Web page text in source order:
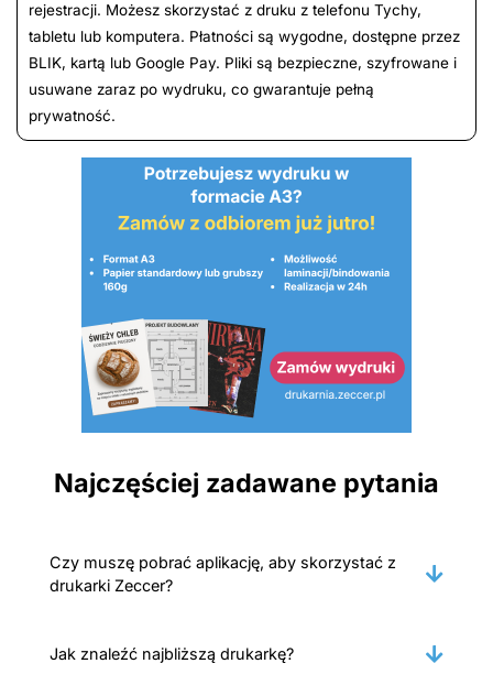
rejestracji. Możesz skorzystać z druku z telefonu Tychy,
tabletu lub komputera. Płatności są wygodne, dostępne przez
BLIK, kartą lub Google Pay. Pliki są bezpieczne, szyfrowane i
usuwane zaraz po wydruku, co gwarantuje pełną
prywatność.
Najczęściej zadawane pytania
Czy muszę pobrać aplikację, aby skorzystać z
drukarki Zeccer?
Jak znaleźć najbliższą drukarkę?